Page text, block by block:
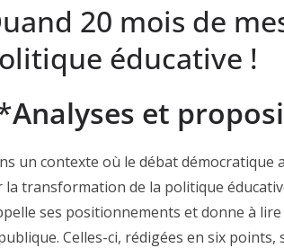
20 mois de
éducative !
Analyses et
un contexte où le débat démocratique
la transformation de la politique
ses positionnements et donne à
Celles-ci, rédigées en six points,